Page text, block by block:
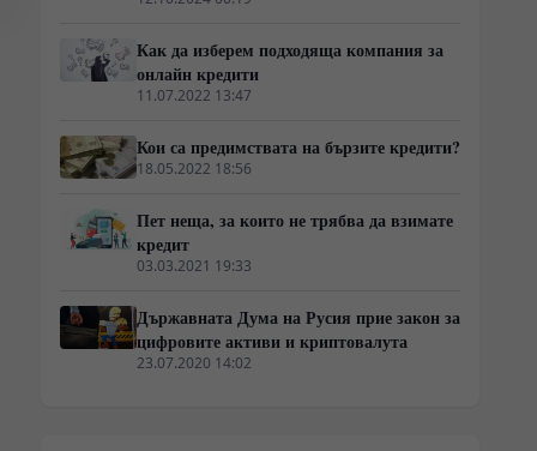
Как да изберем подходяща компания за
онлайн кредити
11.07.2022 13:47
Кои са предимствата на бързите кредити?
18.05.2022 18:56
Пет неща, за които не трябва да взимате
кредит
03.03.2021 19:33
Държавната Дума на Русия прие закон за
цифровите активи и криптовалута
23.07.2020 14:02